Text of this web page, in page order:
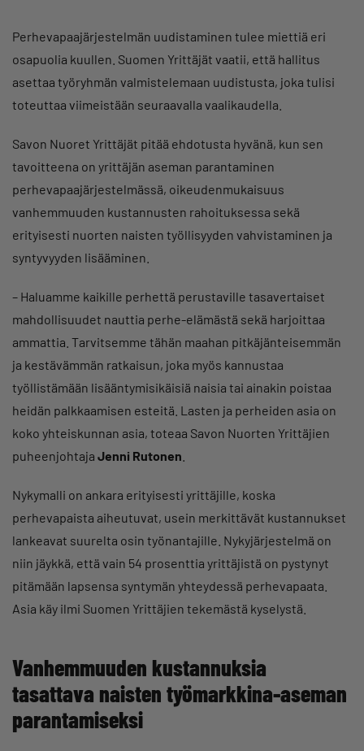
Perhevapaajärjestelmän uudistaminen tulee miettiä eri
osapuolia kuullen. Suomen Yrittäjät vaatii, että hallitus
asettaa työryhmän valmistelemaan uudistusta, joka tulisi
toteuttaa viimeistään seuraavalla vaalikaudella.
Savon Nuoret Yrittäjät pitää ehdotusta hyvänä, kun sen
tavoitteena on yrittäjän aseman parantaminen
perhevapaajärjestelmässä, oikeudenmukaisuus
vanhemmuuden kustannusten rahoituksessa sekä
erityisesti nuorten naisten työllisyyden vahvistaminen ja
syntyvyyden lisääminen.
– Haluamme kaikille perhettä perustaville tasavertaiset
mahdollisuudet nauttia perhe-elämästä sekä harjoittaa
ammattia. Tarvitsemme tähän maahan pitkäjänteisemmän
ja kestävämmän ratkaisun, joka myös kannustaa
työllistämään lisääntymisikäisiä naisia tai ainakin poistaa
heidän palkkaamisen esteitä. Lasten ja perheiden asia on
koko yhteiskunnan asia, toteaa Savon Nuorten Yrittäjien
puheenjohtaja Jenni Rutonen
Nykymalli on ankara erityisesti yrittäjille, koska
perhevapaista aiheutuvat, usein merkittävät kustannukset
lankeavat suurelta osin työnantajille. Nykyjärjestelmä on
niin jäykkä, että vain 54 prosenttia yrittäjistä on pystynyt
pitämään lapsensa syntymän yhteydessä perhevapaata.
Asia käy ilmi Suomen Yrittäjien tekemästä kyselystä.
Vanhemmuuden kustannuksia
tasattava naisten työmarkkina-aseman
parantamiseksi